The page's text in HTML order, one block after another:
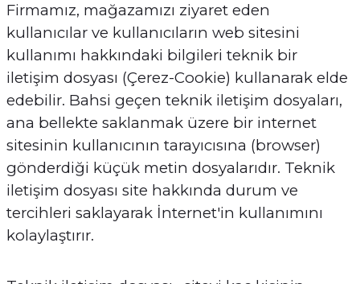
Firmamız, mağazamızı ziyaret eden
kullanıcılar ve kullanıcıların web sitesini
kullanımı hakkındaki bilgileri teknik bir
iletişim dosyası (Çerez-Cookie) kullanarak elde
edebilir. Bahsi geçen teknik iletişim dosyaları,
ana bellekte saklanmak üzere bir internet
sitesinin kullanıcının tarayıcısına (browser)
gönderdiği küçük metin dosyalarıdır. Teknik
iletişim dosyası site hakkında durum ve
tercihleri saklayarak İnternet'in kullanımını
kolaylaştırır.